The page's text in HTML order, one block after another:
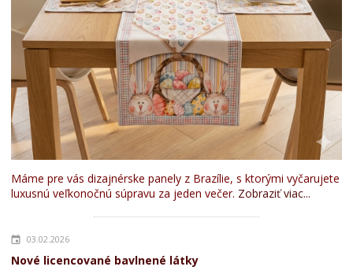
Máme pre vás dizajnérske panely z Brazílie, s ktorými vyčarujete
luxusnú veľkonočnú súpravu za jeden večer. Zobraziť viac...
03.02.2026
Nové licencované bavlnené látky